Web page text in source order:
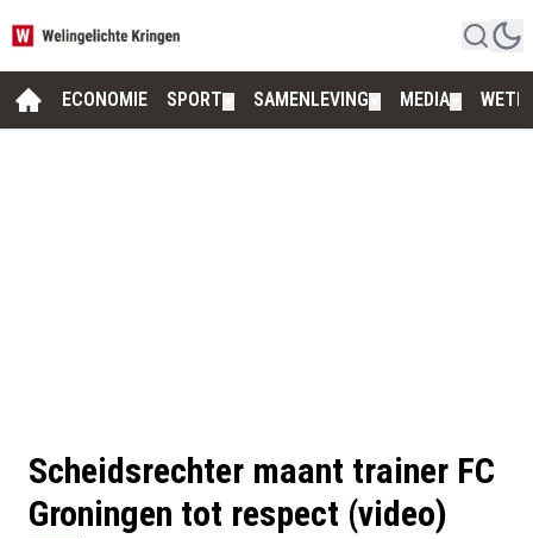
ECONOMIE SPORT SAMENLEVING MEDIA
Scheidsrechter maant trainer FC
Groningen tot respect (video)